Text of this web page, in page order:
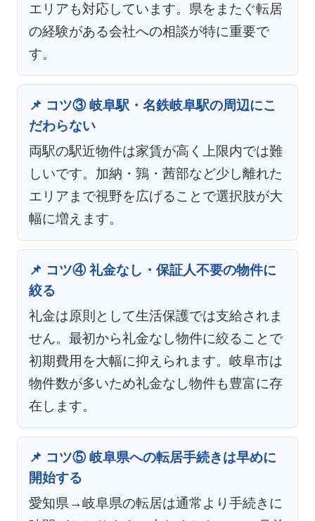
エリアも対応しています。県をまたぐ転居
の経験がある会社への相談が特に重要で
す。
📌 コツ③ 岐阜駅・名鉄岐阜駅の周辺にこ
だわらない
両駅の駅近物件は家賃が高く上限内では難
しいです。加納・鶉・茜部など少し離れた
エリアまで視野を広げることで選択肢が大
幅に増えます。
📌 コツ④ 礼金なし・保証人不要の物件に
絞る
礼金は原則として生活保護では支給されま
せん。最初から礼金なし物件に絞ることで
初期費用を大幅に抑えられます。岐阜市は
物件数が多いため礼金なし物件も豊富に存
在します。
📌 コツ⑤ 岐阜県への転居手続きは早めに
開始する
愛知県→岐阜県の転居は通常より手続きに